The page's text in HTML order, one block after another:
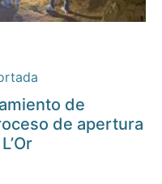
de
de apertura